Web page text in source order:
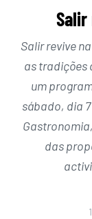
Salir
Salir revive
as tradições
um
sábado, dia
das